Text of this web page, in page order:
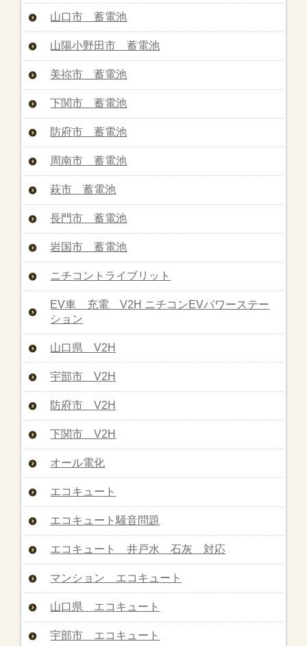
山口市 蓄電池
山陽小野田市 蓄電池
美祢市 蓄電池
下関市 蓄電池
防府市 蓄電池
周南市 蓄電池
萩市 蓄電池
長門市 蓄電池
岩国市 蓄電池
ニチコントライブリット
EV車 充電 V2H ニチコンEVパワーステー
ション
山口県 V2H
宇部市 V2H
防府市 V2H
下関市 V2H
オール電化
エコキュート
エコキュート騒音問題
エコキュート 井戸水 石灰 対応
マンション エコキュート
山口県 エコキュート
宇部市 エコキュート